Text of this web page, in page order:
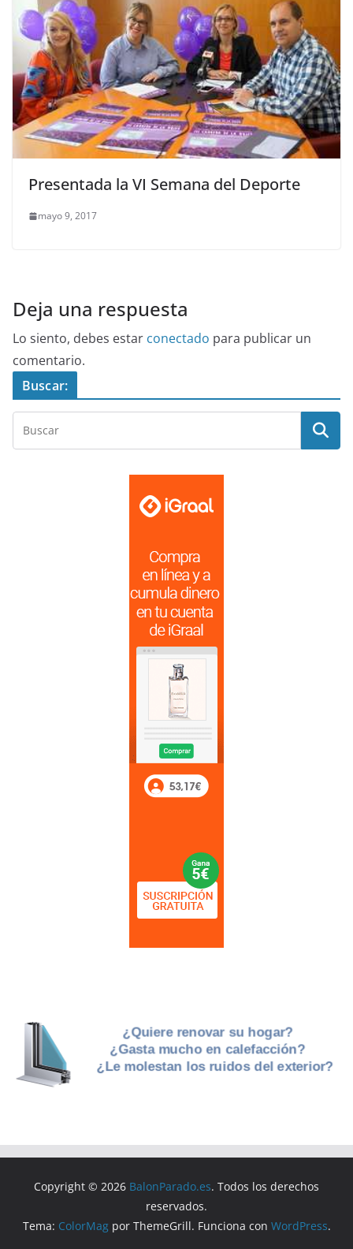
Presentada la VI Semana del Deporte
mayo 9, 2017
Deja una respuesta
Lo siento, debes estar conectado para publicar un
comentario.
Buscar:
Copyright © 2026 BalonParado.es. Todos los derechos
reservados.
Tema: ColorMagpor ThemeGrill. Funciona con WordPress.